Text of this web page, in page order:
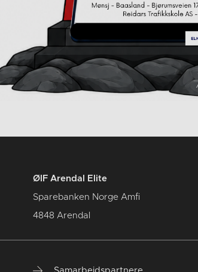
ØIF Arendal Elite
Sparebanken Norge Amfi
4848 Arendal